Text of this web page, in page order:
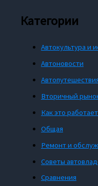
Категории
Автокультура и
Автоновости
Вторичный
Как это
Общая
Ремонт и
Советы
Сравнения